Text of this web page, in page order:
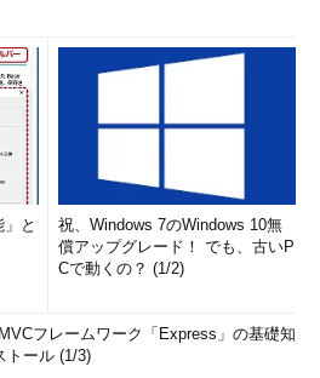
と
祝、Windows 7のWindows 10無
償アップグレード！ でも、古いP
Cで動くの？ (1/2)
フレームワーク「Express」の基礎知
トール (1/3)